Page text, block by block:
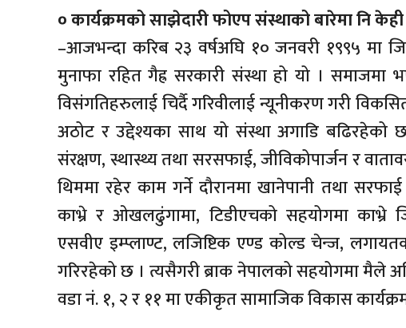
० कार्यक्रमको साझेदारी फोएप संस्थाको बारेमा नि
–आजभन्दा करिब २३ वर्षअघि १० जनवरी १९९५ मा
मुनाफा रहित गैह्र सरकारी संस्था हो यो । समाजमा
विसंगतिहरुलाई चिर्दै गरिवीलाई न्यूनीकरण गरी
अठोट र उद्देश्यका साथ यो संस्था अगाडि
संरक्षण, स्थास्थ्य तथा सरसफाई, जीविकोपार्जन र
थिममा रहेर काम गर्ने दौरानमा खानेपानी तथा
काभ्रे र ओखलढुंगामा, टिडीएचको सहयोगमा काभ्रे
एसवीए इम्प्लाण्ट, लजिष्टिक एण्ड कोल्ड चेन्ज,
गरिरहेको छ । त्यसैगरी ब्राक नेपालको सहयोगमा मैले
वडा नं. १, २ र ११ मा एकीकृत सामाजिक विकास